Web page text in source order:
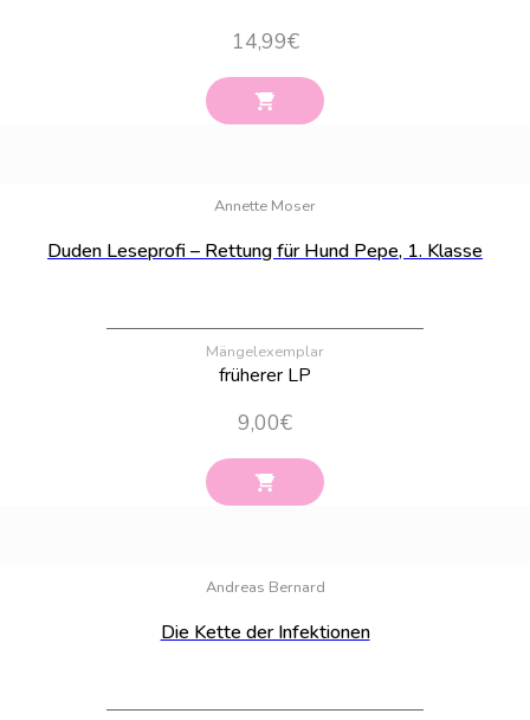
14,99€
Annette Moser
Duden Leseprofi – Rettung für Hund Pepe, 1. Klasse
Mängelexemplar
früherer LP
9,00€
Andreas Bernard
Die Kette der Infektionen